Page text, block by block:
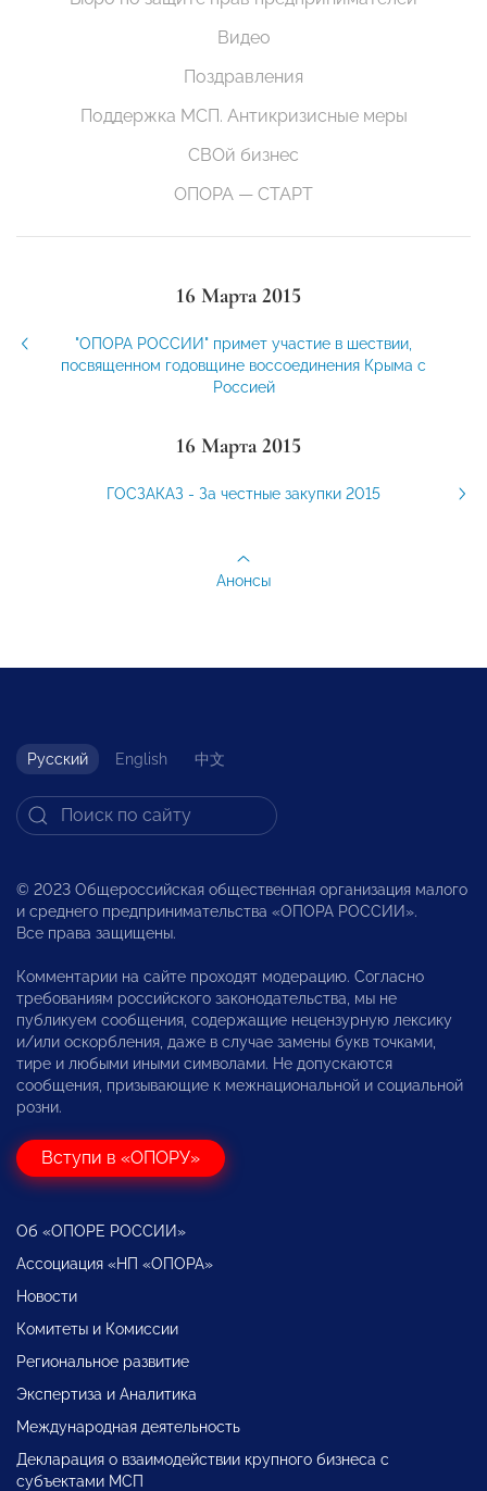
Видео
Поздравления
Поддержка МСП. Антикризисные меры
СВОй бизнес
ОПОРА — СТАРТ
16 Марта 2015
"ОПОРА РОССИИ" примет участие в шествии,
посвященном годовщине воссоединения Крыма с
Россией
16 Марта 2015
ГОСЗАКАЗ - За честные закупки 2015
Анонсы
Русский English 中文
© 2023 Общероссийская общественная организация малого
и среднего предпринимательства «ОПОРА РОССИИ».
Все права защищены.
Комментарии на сайте проходят модерацию. Согласно
требованиям российского законодательства, мы не
публикуем сообщения, содержащие нецензурную лексику
и/или оскорбления, даже в случае замены букв точками,
тире и любыми иными символами. Не допускаются
сообщения, призывающие к межнациональной и социальной
розни.
Вступи в «ОПОРУ»
Об «ОПОРЕ РОССИИ»
Ассоциация «НП «ОПОРА»
Новости
Комитеты и Комиссии
Региональное развитие
Экспертиза и Аналитика
Международная деятельность
Декларация о взаимодействии крупного бизнеса с
субъектами МСП